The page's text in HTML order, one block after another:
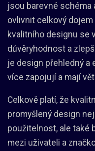
jsou barevné schéma
ovlivnit celkový
kvalitního designu se
důvěryhodnost a
je design přehledný a
více zapojují a mají
Celkově platí, že
promyšlený design
použitelnost, ale také
mezi uživateli a